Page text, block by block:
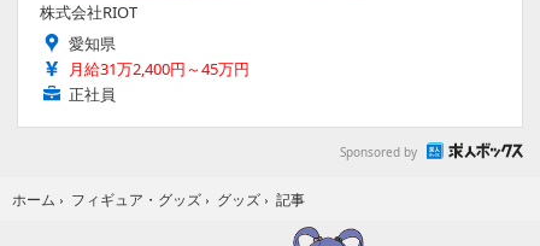
株式会社RIOT
愛知県
月給31万2,400円～45万円
正社員
Sponsored by
ホーム › フィギュア・グッズ › グッズ › 記事